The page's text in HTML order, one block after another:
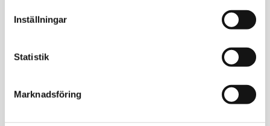
Inställningar
Statistik
Marknadsföring
Hur tas provet?
Provet tas som ett vanligt blodprov i armvecket som
Inte för själva antikroppstestet, enbart om provet
kombineras med andra analyser som kräver fasta.